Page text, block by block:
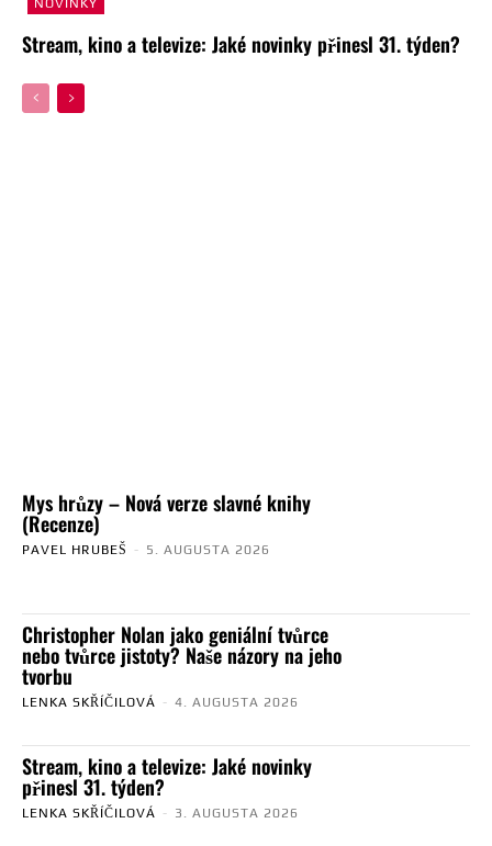
NOVINKY
Stream, kino a televize: Jaké novinky přinesl 31. týden?
Mys hrůzy – Nová verze slavné knihy
(Recenze)
PAVEL HRUBEŠ - 5. AUGUSTA 2026
Christopher Nolan jako geniální tvůrce
nebo tvůrce jistoty? Naše názory na jeho
tvorbu
LENKA SKŘÍČILOVÁ - 4. AUGUSTA 2026
Stream, kino a televize: Jaké novinky
přinesl 31. týden?
LENKA SKŘÍČILOVÁ - 3. AUGUSTA 2026